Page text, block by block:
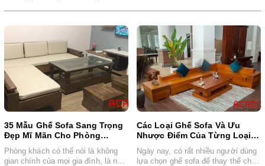
35 Mẫu Ghế Sofa Sang Trọng
Đẹp Mĩ Mãn Cho Phòng
Phòng khách có thể nói là không
gian chính của mọi gia đình, là nơi
Các Loại Ghế Sofa Và Ưu
Nhược Điểm Của Từng Loại
Sofa - acado.vn
Ngày nay, có rất nhiều người dùng
lựa chọn ghế sofa để thay thế cho